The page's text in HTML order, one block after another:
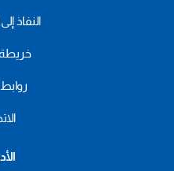
النفاذ